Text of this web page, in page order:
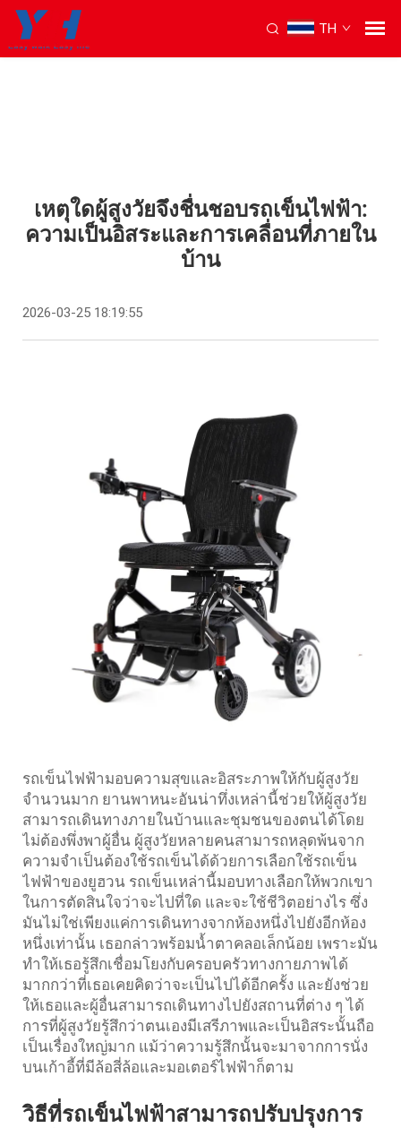
TH
เหตุใดผู้สูงวัยจึงชื่นชอบรถเข็นไฟฟ้า:
ความเป็นอิสระและการเคลื่อนที่ภายใน
บ้าน
2026-03-25 18:19:55
รถเข็นไฟฟ้ามอบความสุขและอิสระภาพให้กับผู้สูงวัย
จำนวนมาก ยานพาหนะอันน่าทึ่งเหล่านี้ช่วยให้ผู้สูงวัย
สามารถเดินทางภายในบ้านและชุมชนของตนได้โดย
ไม่ต้องพึ่งพาผู้อื่น ผู้สูงวัยหลายคนสามารถหลุดพ้นจาก
ความจำเป็นต้องใช้รถเข็นได้ด้วยการเลือกใช้รถเข็น
ไฟฟ้าของยูฮวน รถเข็นเหล่านี้มอบทางเลือกให้พวกเขา
ในการตัดสินใจว่าจะไปที่ใด และจะใช้ชีวิตอย่างไร ซึ่ง
มันไม่ใช่เพียงแค่การเดินทางจากห้องหนึ่งไปยังอีกห้อง
หนึ่งเท่านั้น เธอกล่าวพร้อมน้ำตาคลอเล็กน้อย เพราะมัน
ทำให้เธอรู้สึกเชื่อมโยงกับครอบครัวทางกายภาพได้
มากกว่าที่เธอเคยคิดว่าจะเป็นไปได้อีกครั้ง และยังช่วย
ให้เธอและผู้อื่นสามารถเดินทางไปยังสถานที่ต่าง ๆ ได้
การที่ผู้สูงวัยรู้สึกว่าตนเองมีเสรีภาพและเป็นอิสระนั้นถือ
เป็นเรื่องใหญ่มาก แม้ว่าความรู้สึกนั้นจะมาจากการนั่ง
บนเก้าอี้ที่มีล้อสี่ล้อและมอเตอร์ไฟฟ้าก็ตาม
วิธีที่รถเข็นไฟฟ้าสามารถปรับปรุงการ